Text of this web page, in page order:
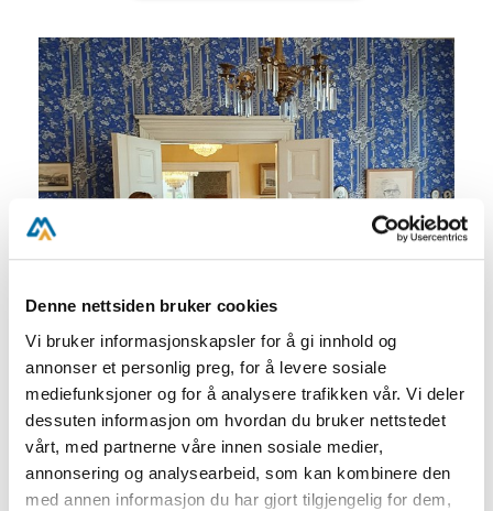
Denne nettsiden bruker cookies
Vi bruker informasjonskapsler for å gi innhold og
annonser et personlig preg, for å levere sosiale
mediefunksjoner og for å analysere trafikken vår. Vi deler
dessuten informasjon om hvordan du bruker nettstedet
vårt, med partnerne våre innen sosiale medier,
annonsering og analysearbeid, som kan kombinere den
med annen informasjon du har gjort tilgjengelig for dem,